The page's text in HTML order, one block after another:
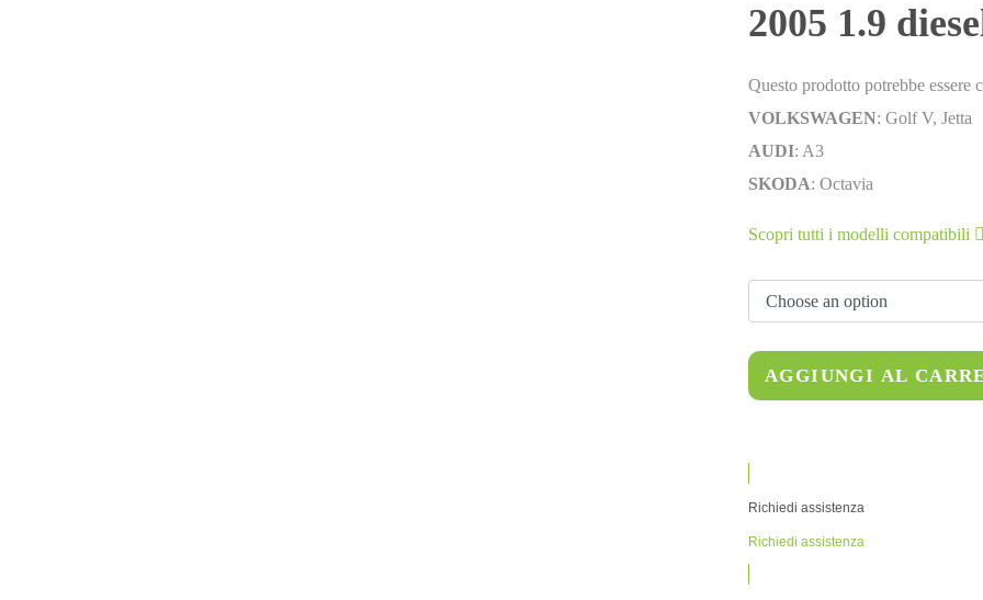
2005 1.9
Questo prodotto potrebbe essere
VOLKSWAGEN: Golf V, Jetta
AUDI: A3
SKODA: Octavia
Scopri tutti i modelli compatibili
AGGIUNGI AL
Richiedi assistenza
Richiedi assistenza